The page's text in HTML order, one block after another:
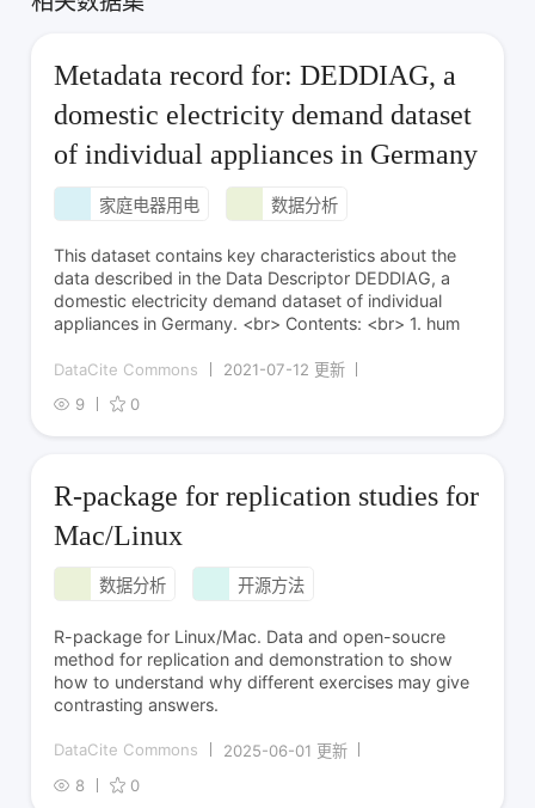
Metadata record for: DEDDIAG, a
domestic electricity demand dataset
of individual appliances in Germany
家庭电器用电 数据分析
This dataset contains key characteristics about the
data described in the Data Descriptor DEDDIAG, a
domestic electricity demand dataset of individual
appliances in Germany. <br> Contents: <br> 1. hum
DataCite Commons
2021-07-12 更新
9
0
R-package for replication studies for
Mac/Linux
数据分析 开源方法
R-package for Linux/Mac. Data and open-soucre
method for replication and demonstration to show
how to understand why different exercises may give
contrasting answers.
DataCite Commons
2025-06-01 更新
8
0